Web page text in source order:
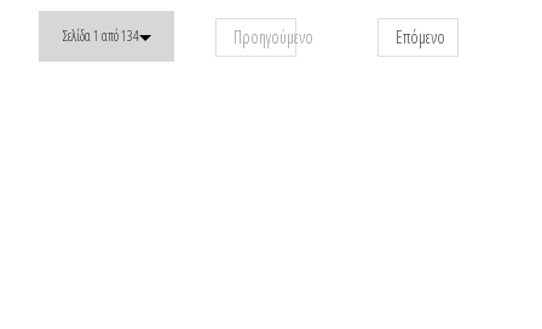
Σελίδα 1 από 134 Προηγούμενο Επόμενο